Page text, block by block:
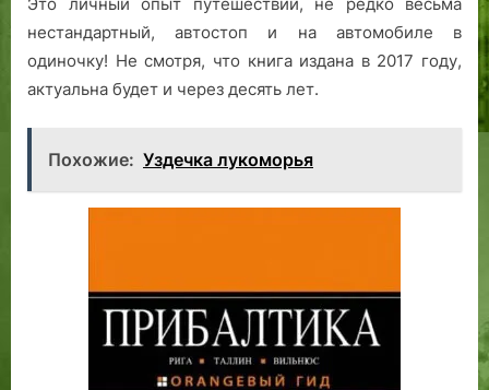
нестандартный, автостоп и на автомобиле в
одиночку! Не смотря, что книга издана в 2017 году,
актуальна будет и через десять лет.
Похожие: Уздечка лукоморья